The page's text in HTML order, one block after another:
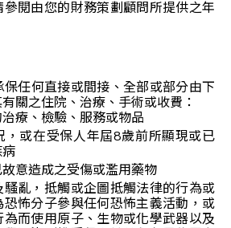
參閱由您的財務策劃顧問所提供之年
任何直接或間接、全部或部分由下
關之住院、治療、手術或收費：
療、檢驗、服務或物品
，或在受保人年屆8歲前所顯現或已
病
故意造成之受傷或濫用藥物
騷亂，抵觸或企圖抵觸法律的行為或
恐怖分子參與任何恐怖主義活動，或
為而使用原子、生物或化學武器以及